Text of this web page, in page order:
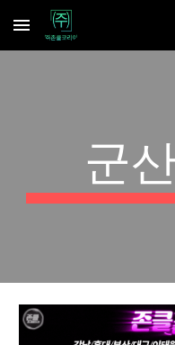
Skip to main content
군